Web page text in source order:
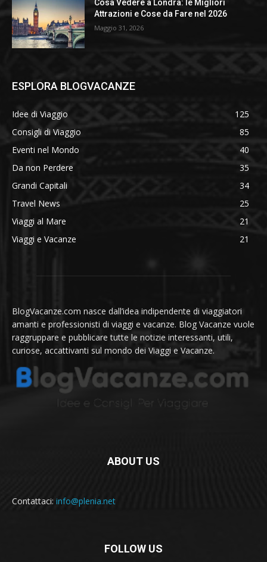
Cosa Vedere a Londra: le Migliori
Attrazioni e Cose da Fare nel 2026
Maggio 31, 2026
ESPLORA BLOGVACANZE
Idee di Viaggio
125
Consigli di Viaggio
85
Eventi nel Mondo
40
Da non Perdere
35
Grandi Capitali
34
Travel News
25
Viaggi al Mare
21
Viaggi e Vacanze
21
BlogVacanze.com nasce dall’idea indipendente di viaggiatori
amanti e professionisti di viaggi e vacanze. Blog Vacanze vuole
raggruppare e pubblicare tutte le notizie interessanti, utili,
curiose, accattivanti sul mondo dei Viaggi e Vacanze.
ABOUT US
Contattaci: info@plenia.net
FOLLOW US